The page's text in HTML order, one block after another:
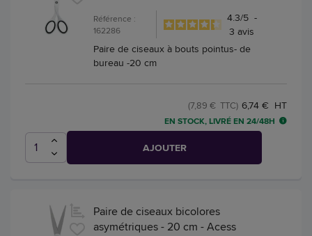
Référence :
162286
4.3/5 -
3avis
Paire de ciseaux à bouts pointus- de
bureau -20 cm
6,74 € HT
(7,89 € TTC)
EN STOCK, LIVRÉ EN 24/48H
AJOUTER
Paire de ciseaux bicolores
asymétriques - 20 cm - Acess